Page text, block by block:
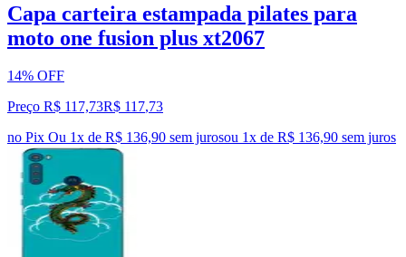
Capa carteira estampada pilates para
moto one fusion plus xt2067
14% OFF
Preço R$ 117,73R$ 117,73
no Pix Ou 1x de R$ 136,90 sem jurosou 1x de R$ 136,90 sem juros